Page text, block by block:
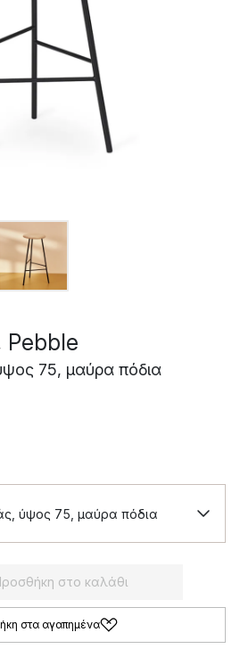
75, μαύρα πόδια
ύψος 75, μαύρα πόδια
στο καλάθι
στα αγαπημένα